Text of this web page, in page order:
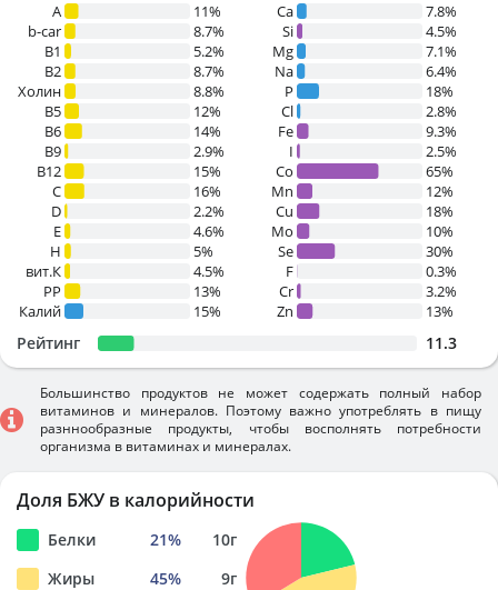
A
11%
b-car
8.7%
В1
5.2%
B2
8.7%
Холин
8.8%
B5
12%
B6
14%
B9
2.9%
B12
15%
C
16%
D
2.2%
E
4.6%
H
5%
вит.К
4.5%
PP
13%
Калий
15%
Ca
7.8%
Si
4.5%
Mg
7.1%
Na
6.4%
P
18%
Cl
2.8%
Fe
9.3%
I
2.5%
Co
65%
Mn
12%
Cu
18%
Mo
10%
Se
30%
F
0.3%
Cr
3.2%
Zn
13%
Рейтинг 11.3
Большинство продуктов не может содержать полный набор
витаминов и минералов. Поэтому важно употреблять в пищу
разннообразные продукты, чтобы восполнять потребности
организма в витаминах и минералах.
Доля БЖУ в калорийности
Белки 21% 10г
Жиры
45% 9г